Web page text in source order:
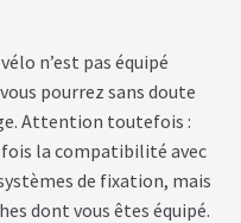
n’est pas équipé
pourrez sans doute
Attention toutefois :
la compatibilité avec
de fixation, mais
dont vous êtes équipé.